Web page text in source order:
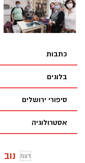
כתבות
בלוגים
סיפורי ירושלים
אסטרולוגיה
נוב
דצמ